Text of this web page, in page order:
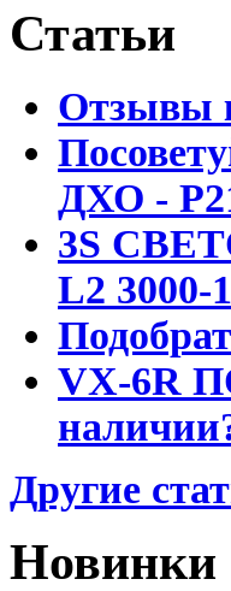
Статьи
Отзывы
ДХО -
3S
L2 3000-
VX-6R
Другие
Новинки